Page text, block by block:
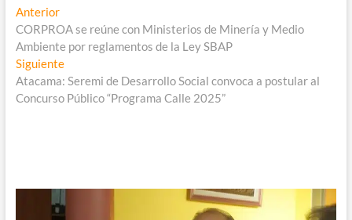
Navegación
de
entradas
AnteriorEntrada
anterior:
CORPROA se reúne con Ministerios de Minería y Medio
Ambiente por reglamentos de la Ley SBAP
SiguienteEntrada
siguiente:
Atacama: Seremi de Desarrollo Social convoca a postular al
Concurso Público “Programa Calle 2025”